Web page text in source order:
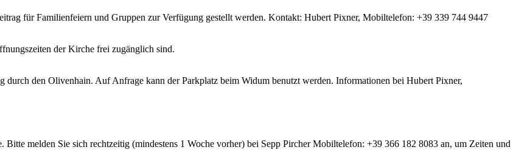
für Familienfeiern und Gruppen zur Verfügung gestellt werden. Kontakt: Hubert Pixner, Mobiltelefon: +39 339 744 9447
der Kirche frei zugänglich sind.
durch den Olivenhain. Auf Anfrage kann der Parkplatz beim Widum benutzt werden. Informationen bei Hubert Pixner,
melden Sie sich rechtzeitig (mindestens 1 Woche vorher) bei Sepp Pircher Mobiltelefon: +39 366 182 8083 an, um Zeiten und